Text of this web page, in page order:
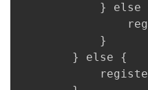
} else
            }
        } else {